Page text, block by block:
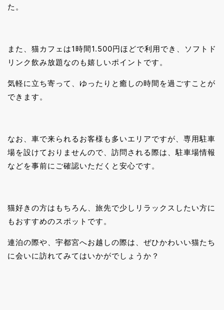
た。
また、猫カフェは1時間1.500円ほどで利用でき、ソフトド
リンク飲み放題なのも嬉しいポイントです。
気軽に立ち寄って、ゆったりと癒しの時間を過ごすことが
できます。
なお、車で来られるお客様も多いエリアですが、専用駐車
場を設けておりませんので、訪問される際は、駐車場情報
などを事前にご確認いただくと安心です。
猫好きの方はもちろん、旅先で少しリラックスしたい方に
もおすすめのスポットです。
連泊の際や、宇都宮へお越しの際は、ぜひかわいい猫たち
に会いに訪れてみてはいかがでしょうか？